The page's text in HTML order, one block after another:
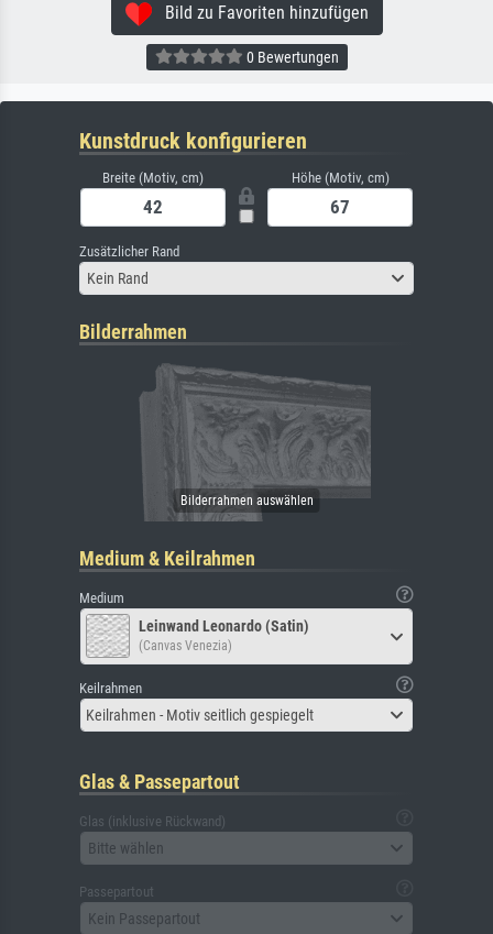
Bild zu Favoriten hinzufügen
0 Bewertungen
Kunstdruck konfigurieren
Breite (Motiv, cm) Höhe (Motiv, cm)
Zusätzlicher Rand
Kein Rand
Bilderrahmen
Medium & Keilrahmen
Medium
Leinwand Leonardo (Satin)
(Canvas Venezia)
Keilrahmen
Keilrahmen - Motiv seitlich gespiegelt
Glas & Passepartout
Glas (inklusive Rückwand)
Bitte wählen
Passepartout
Kein Passepartout